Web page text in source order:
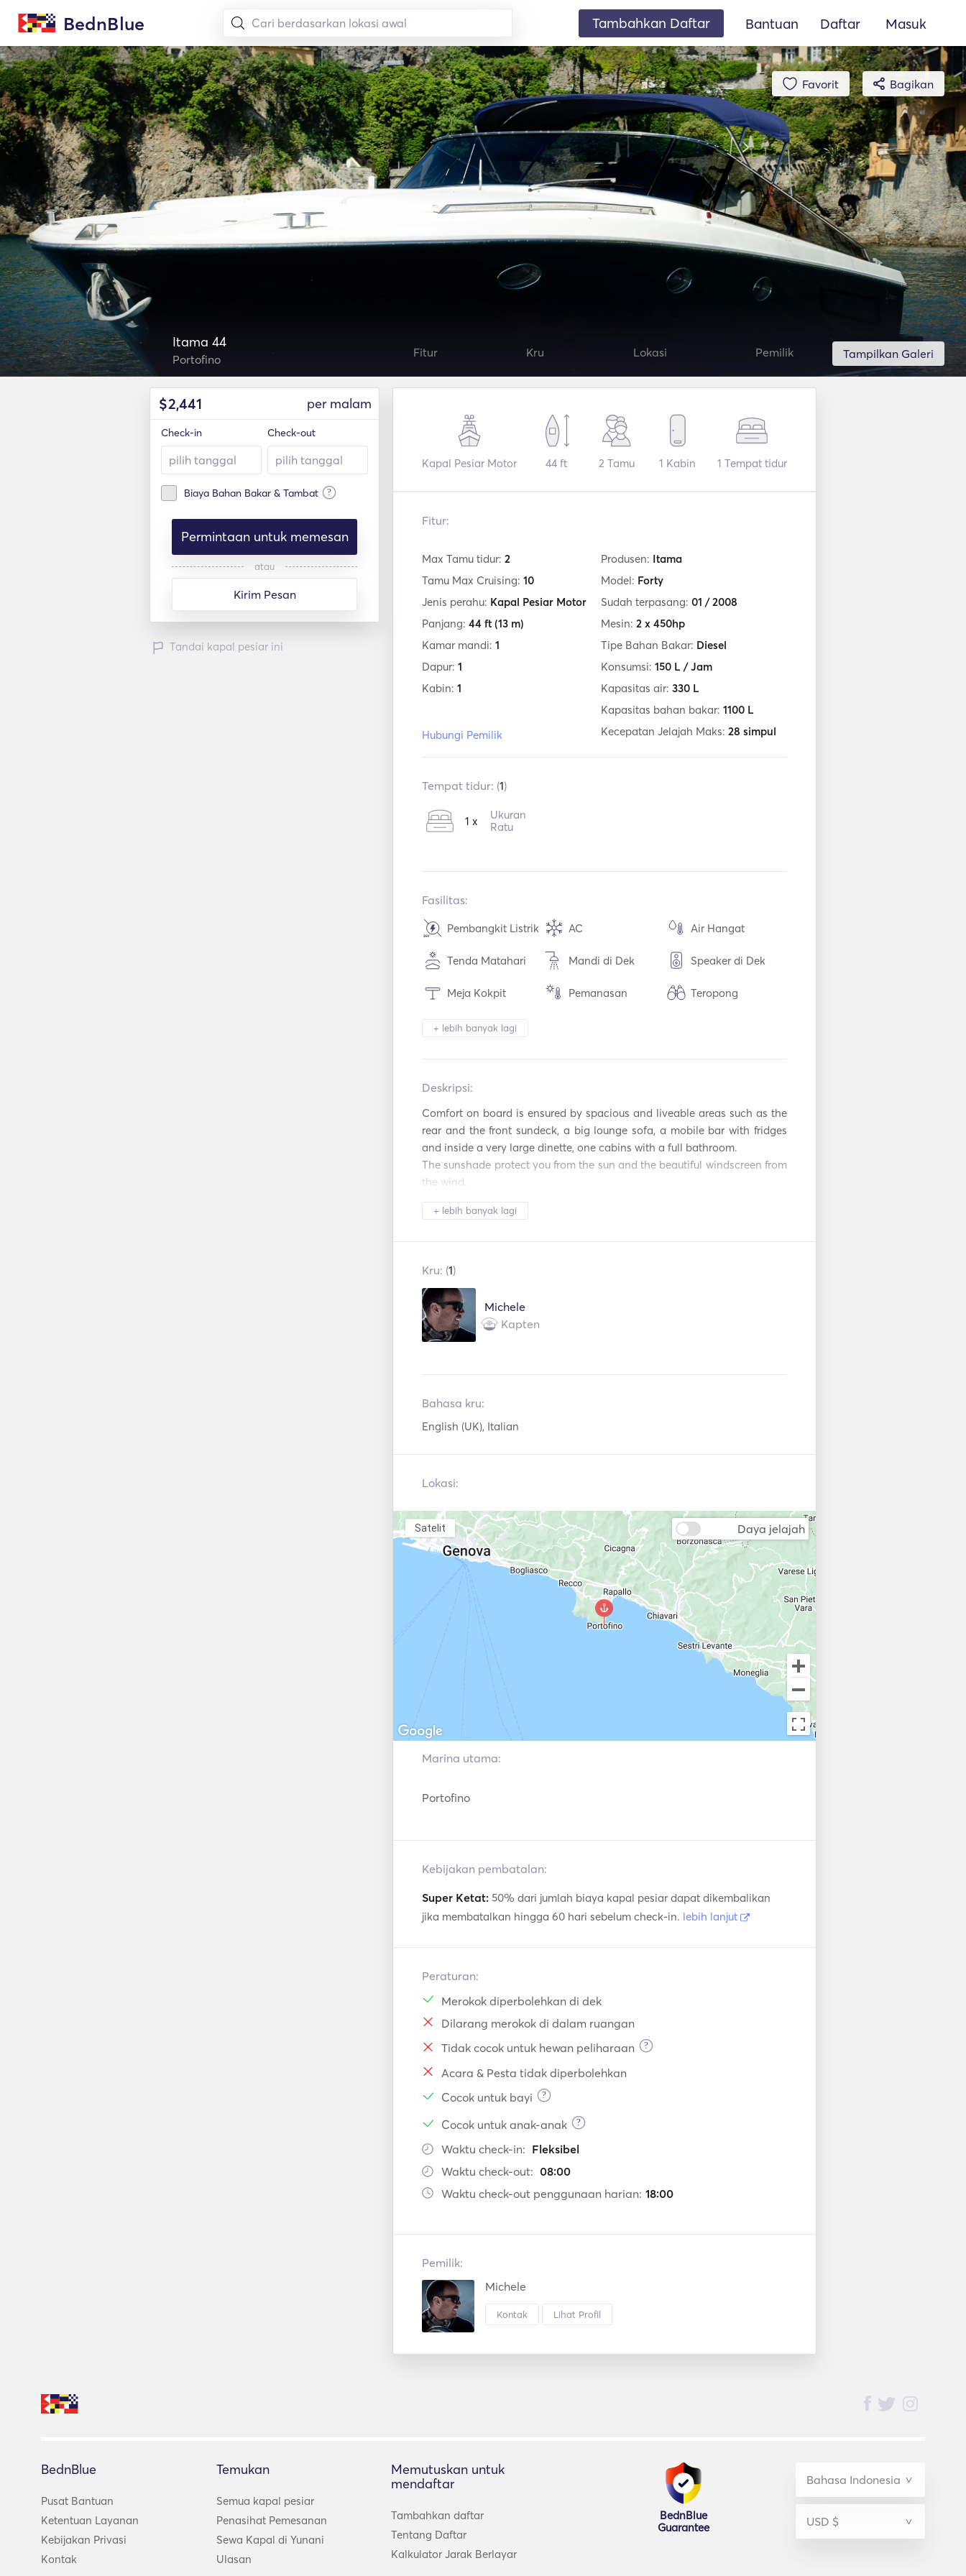
BednBlue Tambahkan Daftar Bantuan Daftar Masuk
Favorit Bagikan
Tampilkan Galeri
Itama 44
Portofino Fitur Kru Lokasi Pemilik
$2,441 per malam
Check-in Check-out
Biaya Bahan Bakar & Tambat ?
Permintaan untuk memesan
atau
Kirim Pesan
Tandai kapal pesiar ini
Kapal Pesiar Motor 44 ft 2 Tamu 1 Kabin 1 Tempat tidur
Fitur:
Max Tamu tidur: 2
Tamu Max Cruising: 10
Jenis perahu: Kapal Pesiar Motor
Panjang: 44 ft (13 m)
Kamar mandi: 1
Dapur: 1
Kabin: 1
Hubungi Pemilik
Produsen: Itama
Model: Forty
Sudah terpasang: 01 / 2008
Mesin: 2 x 450hp
Tipe Bahan Bakar: Diesel
Konsumsi: 150 L / Jam
Kapasitas air: 330 L
Kapasitas bahan bakar: 1100 L
Kecepatan Jelajah Maks: 28 simpul
Tempat tidur: (1)
1 x
Ukuran
Ratu
Fasilitas:
Pembangkit Listrik AC Air Hangat
Tenda Matahari Mandi di Dek Speaker di Dek
Meja Kokpit Pemanasan Teropong
Lampu Obor
Alat Makan / Gelas
/ Piring
WiFi
Pemutar Mp3 /
Radio / CD
Peralatan
Snorkeling
Pencari Ikan
+ lebih banyak lagi
Deskripsi:
Comfort on board is ensured by spacious and liveable areas such as the
rear and the front sundeck, a big lounge sofa, a mobile bar with fridges
and inside a very large dinette, one cabins with a full bathroom.
The sunshade protect you from the sun and the beautiful windscreen from
the wind.
+ lebih banyak lagi
Kru: (1)
Michele
Kapten
Bahasa kru:
English (UK), Italian
Lokasi:
Daya jelajah
Satelit
Marina utama:
Portofino
Kebijakan pembatalan:
Super Ketat: 50% dari jumlah biaya kapal pesiar dapat dikembalikan
jika membatalkan hingga 60 hari sebelum check-in. lebih lanjut
Peraturan:
Merokok diperbolehkan di dek
Dilarang merokok di dalam ruangan
Tidak cocok untuk hewan peliharaan
?
Acara & Pesta tidak diperbolehkan
Cocok untuk bayi
?
Cocok untuk anak-anak ?
Waktu check-in: Fleksibel
Waktu check-out: 08:00
Waktu check-out penggunaan harian: 18:00
Pemilik:
Michele
Kontak Lihat Profil
BednBlue
Pusat Bantuan
Ketentuan Layanan
Kebijakan Privasi
Kontak
Temukan
Semua kapal pesiar
Penasihat Pemesanan
Sewa Kapal di Yunani
Ulasan
Memutuskan untuk
mendaftar
Tambahkan daftar
Tentang Daftar
Kalkulator Jarak Berlayar
BednBlue
Guarantee